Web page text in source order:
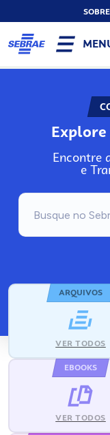
SOBRE
Explore
Encontre
e
ARQUIVOS
VER TODOS
EBOOKS
VER TODOS